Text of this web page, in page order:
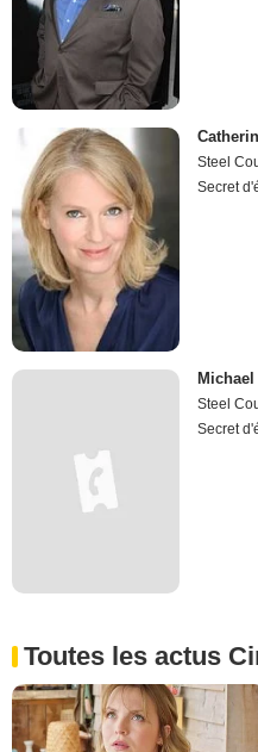
Steel
Secret
Steel
Secret
Toutes les actus